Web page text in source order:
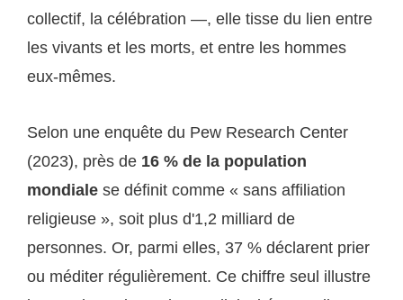
collectif, la célébration —, elle tisse du lien entre
les vivants et les morts, et entre les hommes
eux-mêmes.
Selon une enquête du Pew Research Center
(2023), près de 16 % de la population
mondiale se définit comme « sans affiliation
religieuse », soit plus d'1,2 milliard de
personnes. Or, parmi elles, 37 % déclarent prier
ou méditer régulièrement. Ce chiffre seul illustre